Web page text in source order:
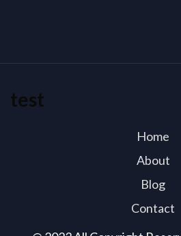
test
Home
About
Blog
Contact